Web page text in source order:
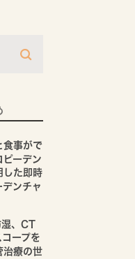
食事がで
ピーデン
した即時
デンチャ
湿、CT
コープを
治療の世